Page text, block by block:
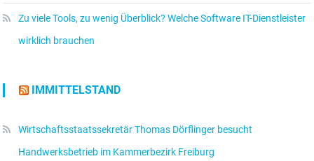
Zu viele Tools, zu wenig Überblick? Welche Software IT-Dienstleister
wirklich brauchen
IMMITTELSTAND
Wirtschaftsstaatssekretär Thomas Dörflinger besucht
Handwerksbetrieb im Kammerbezirk Freiburg